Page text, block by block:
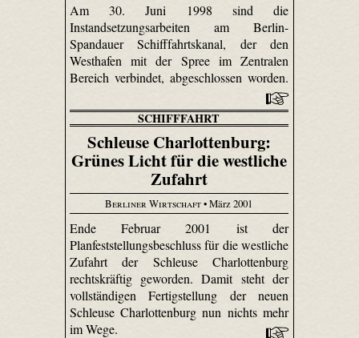
Am 30. Juni 1998 sind die
Instandsetzungsarbeiten am Berlin-
Spandauer Schifffahrtskanal, der den
Westhafen mit der Spree im Zentralen
Bereich verbindet, abgeschlossen worden.
SCHIFFFAHRT
Schleuse Charlottenburg:
Grünes Licht für die westliche
Zufahrt
Berliner Wirtschaft• März 2001
Ende Februar 2001 ist der
Planfeststellungsbeschluss für die westliche
Zufahrt der Schleuse Charlottenburg
rechtskräftig geworden. Damit steht der
vollständigen Fertigstellung der neuen
Schleuse Charlottenburg nun nichts mehr
im Wege.